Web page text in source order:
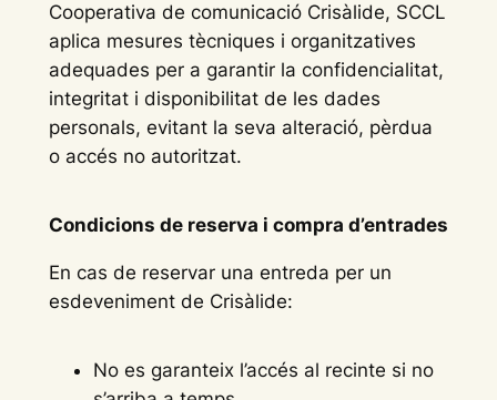
Cooperativa de comunicació Crisàlide, SCCL
aplica mesures tècniques i organitzatives
adequades per a garantir la confidencialitat,
integritat i disponibilitat de les dades
personals, evitant la seva alteració, pèrdua
o accés no autoritzat.
Condicions de reserva i compra d’entrades
En cas de reservar una entreda per un
esdeveniment de Crisàlide:
No es garanteix l’accés al recinte si no